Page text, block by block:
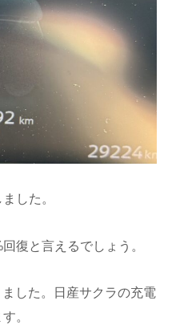
した。
復と言えるでしょう。
した。日産サクラの充電
。